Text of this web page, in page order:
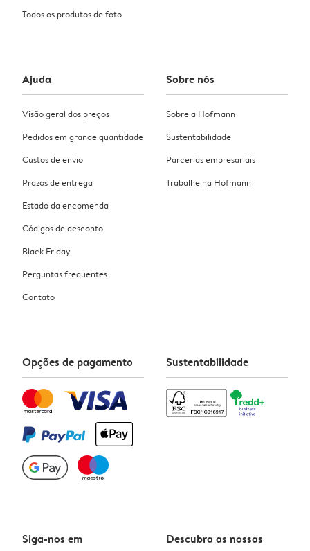
Todos os produtos de foto
Ajuda
Visão geral dos preços
Pedidos em grande quantidade
Custos de envio
Prazos de entrega
Estado da encomenda
Códigos de desconto
Black Friday
Perguntas frequentes
Contato
Sobre nós
Sobre a Hofmann
Sustentabilidade
Parcerias empresariais
Trabalhe na Hofmann
Opções de pagamento Sustentabilidade
Siga-nos em
Descubra as nossas